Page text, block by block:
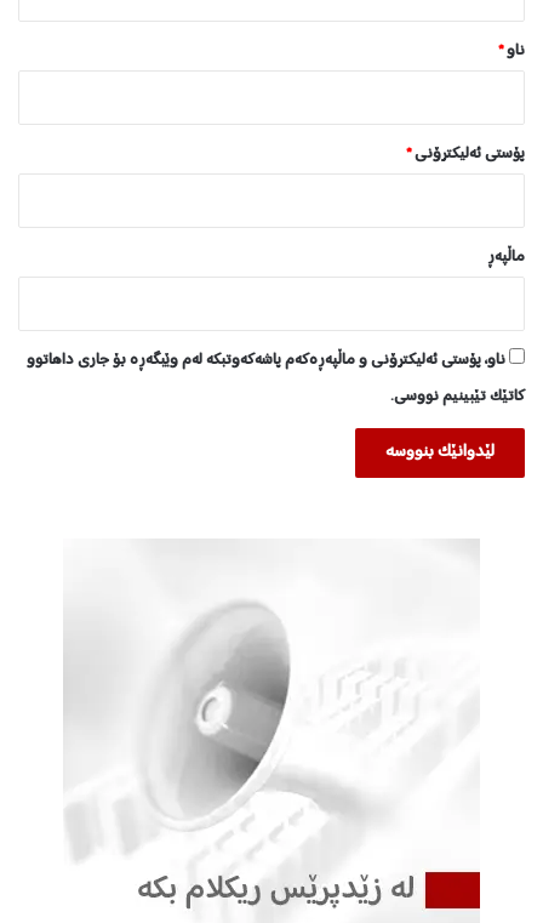
ناو*
پۆستی ئەلیکترۆنی*
ماڵپه‌ڕ
ناو، پۆستی ئەلیکترۆنی و ماڵپەڕەکەم پاشەکەوتبکە لەم وێبگەڕە بۆ جاری داهاتوو
کاتێک تێبینیم نووسی.